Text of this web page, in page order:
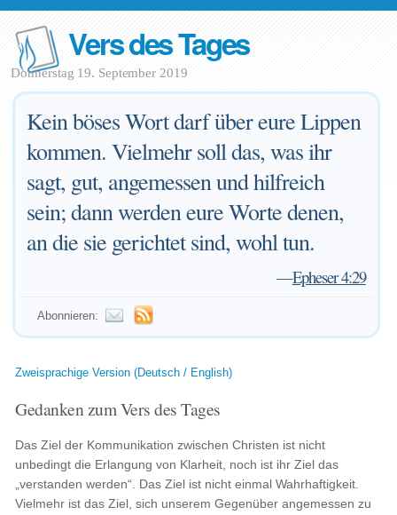
Vers des Tages
Donnerstag 19. September 2019
Kein böses Wort darf über eure Lippen
kommen. Vielmehr soll das, was ihr
sagt, gut, angemessen und hilfreich
sein; dann werden eure Worte denen,
an die sie gerichtet sind, wohl tun.
—Epheser 4:29
Abonnieren:
Zweisprachige Version (Deutsch / English)
Gedanken zum Vers des Tages
Das Ziel der Kommunikation zwischen Christen ist nicht
unbedingt die Erlangung von Klarheit, noch ist ihr Ziel das
„verstanden werden“. Das Ziel ist nicht einmal Wahrhaftigkeit.
Vielmehr ist das Ziel, sich unserem Gegenüber angemessen zu